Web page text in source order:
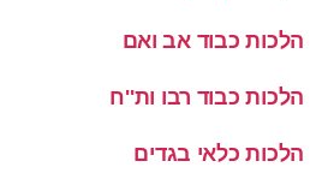
הלכות כבוד אב ואם
הלכות כבוד רבו ות''ח
הלכות כלאי בגדים